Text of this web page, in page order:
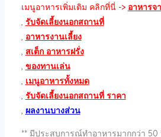
เมนูอาหารเพิ่มเติม คลิกที่นี่ -> อาหารจ
รับจัดเลี้ยงนอกสถานที่
อาหารงานเลี้ยง
สเต็ก อาหารฝรั่ง
ของทานเล่น
เมนูอาหารทั้งหมด
รับจัดเลี้ยงนอกสถานที่ ราคา
ผลงานบางส่วน
** มีประสบการณ์ทำอาหารมากกว่า 50